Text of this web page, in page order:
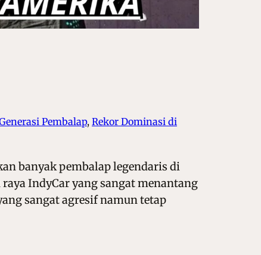
Pembalap, Rekor Dominasi di
banyak pembalap legendaris di
IndyCar yang sangat menantang
sangat agresif namun tetap